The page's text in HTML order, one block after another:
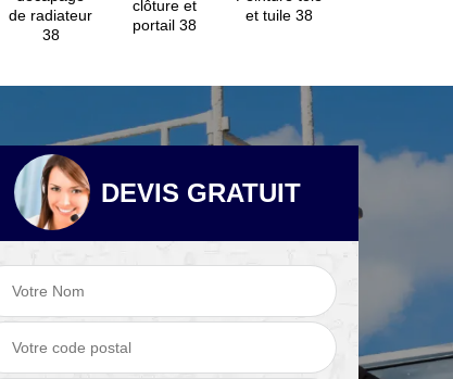
de radiateur
38
clôture et
portail 38
et tuile 38
Démoussage de
toiture 38
Nettoyage de
terrasse 38
DEVIS GRATUIT